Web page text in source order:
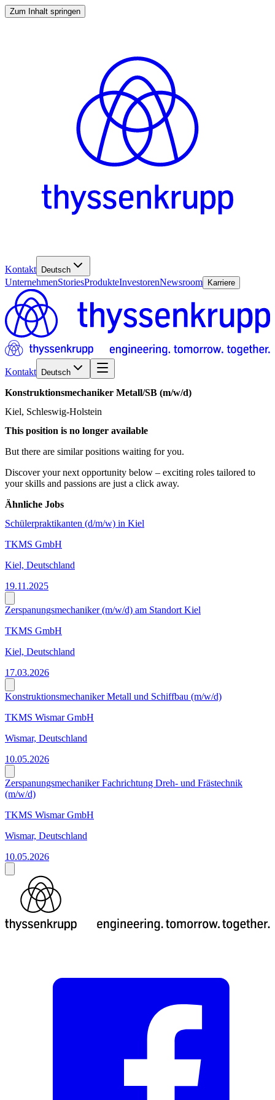
Zum Inhalt springen
Kontakt Deutsch
UnternehmenStoriesProdukteInvestorenNewsroom Karriere
Kontakt Deutsch
Konstruktionsmechaniker Metall/​SB (m/w/d)
Kiel, Schleswig-Holstein
This position is no longer available
But there are similar positions waiting for you.
Discover your next opportunity below – exciting roles tailored to
your skills and passions are just a click away.
Ähnliche Jobs
Schülerpraktikanten (d/m/w) in Kiel
TKMS GmbH
Kiel, Deutschland
19.11.2025
Zerspanungsmechaniker (m/w/d) am Standort Kiel
TKMS GmbH
Kiel, Deutschland
17.03.2026
Konstruktionsmechaniker Metall und Schiffbau (m/w/d)
TKMS Wismar GmbH
Wismar, Deutschland
10.05.2026
Zerspanungsmechaniker Fachrichtung Dreh- und Frästechnik
(m/w/d)
TKMS Wismar GmbH
Wismar, Deutschland
10.05.2026